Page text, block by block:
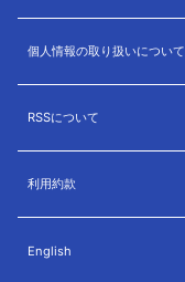
個人情報の取り扱いについて
RSSについて
利用約款
English